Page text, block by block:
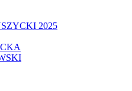
2025